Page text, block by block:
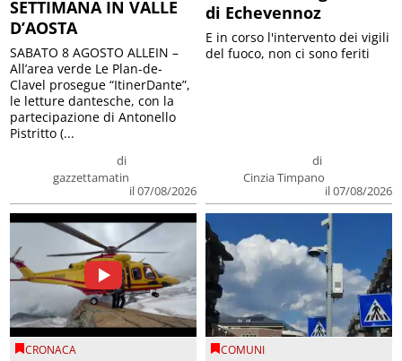
SETTIMANA IN VALLE
D’AOSTA
di
gazzettamatin
il 07/08/2026
SABATO 8 AGOSTO ALLEIN –
All’area verde Le Plan-de-
Clavel prosegue “ItinerDante”,
le letture dantesche, con la
partecipazione di Antonello
Pistritto (...
di Echevennoz
di
Cinzia Timpano
il 07/08/2026
E in corso l'intervento dei vigili
del fuoco, non ci sono feriti
CRONACA COMUNI